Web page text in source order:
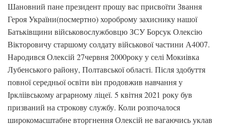
Шановний пане президент прошу вас присвоїти Звання
Героя України(посмертно) хороброму захиснику нашої
Батьківщини військовослужбовцю ЗСУ Борсук Олексію
Вікторовичу старшому солдату військової частини А4007.
Народився Олексій 27червня 2000року у селі Мокиівка
Лубенського району, Полтавської області. Після здобуття
повної середньої освіти він продовжив навчання у
Іркліівському аграрному ліцеї. 5 квітня 2021 року був
призваний на строкову службу. Коли розпочалося
широкомасштабне вторгнення Олексій не вагаючись уклав